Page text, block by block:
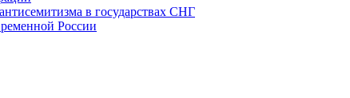
в государствах СНГ
России